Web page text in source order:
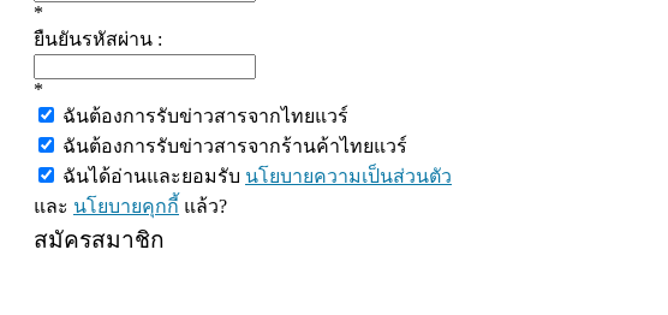
*
ยืนยันรหัสผ่าน :
*
ฉันต้องการรับข่าวสารจากไทยแวร์
ฉันต้องการรับข่าวสารจากร้านค้าไทยแวร์
ฉันได้อ่านและยอมรับ นโยบายความเป็นส่วนตัว
และ นโยบายคุกกี้ แล้ว?
สมัครสมาชิก